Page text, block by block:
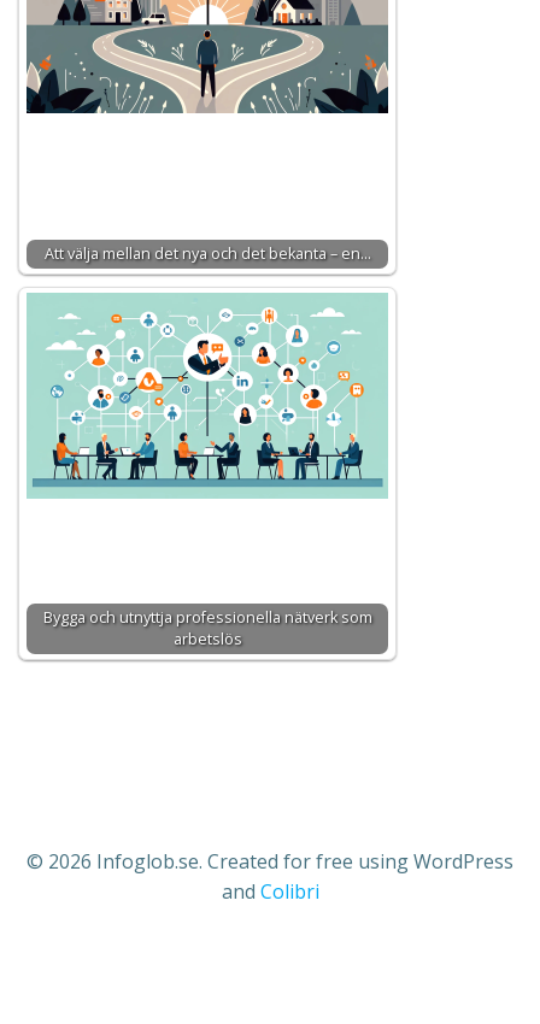
Att välja mellan det nya och det bekanta – en…
Bygga och utnyttja professionella nätverk som
arbetslös
© 2026 Infoglob.se. Created for free using WordPress
and Colibri